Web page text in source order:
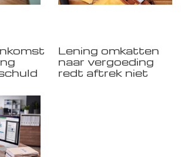
Lening omkatten
naar vergoeding
redt aftrek niet